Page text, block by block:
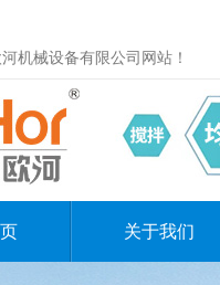
机械设备有限公司网站！
关于我们